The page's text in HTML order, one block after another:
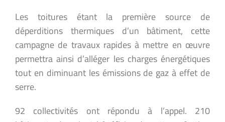
Les toitures étant la première source de
déperditions thermiques d’un bâtiment, cette
campagne de travaux rapides à mettre en œuvre
permettra ainsi d’alléger les charges énergétiques
tout en diminuant les émissions de gaz à effet de
serre.
92 collectivités ont répondu à l’appel. 210